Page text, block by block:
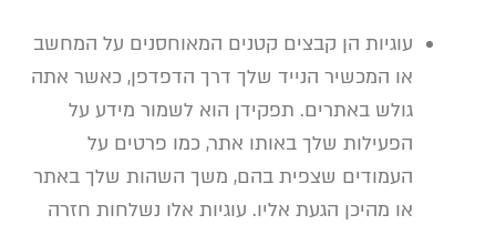
עוגיות הן קבצים קטנים המאוחסנים על המחשב
או המכשיר הנייד שלך דרך הדפדפן, כאשר אתה
גולש באתרים. תפקידן הוא לשמור מידע על
הפעילות שלך באותו אתר, כמו פרטים על
העמודים שצפית בהם, משך השהות שלך באתר
או מהיכן הגעת אליו. עוגיות אלו נשלחות חזרה